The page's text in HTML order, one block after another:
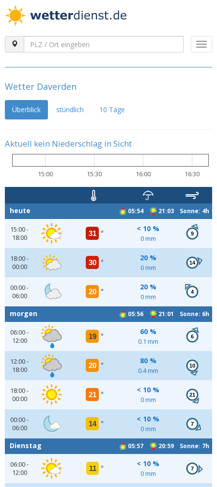
Wetter Daverden
Überblick stündlich 10 Tage
Aktuell kein Niederschlag in Sicht
15:00 15:30 16:00 16:30
05:54 21:03 Sonne: 4h
heute
15:00 -
18:00
31 °
< 10 %
0 mm
9
18:00 -
00:00
30 °
20 %
0 mm
14
00:00 -
06:00
20 °
20 %
0 mm
4
05:56 21:01 Sonne: 6h
morgen
06:00 -
12:00
19 °
60 %
0.1 mm
6
12:00 -
18:00
20 °
80 %
0.4 mm
10
18:00 -
00:00
21 °
< 10 %
0 mm
21
00:00 -
06:00
14 °
< 10 %
0 mm
7
05:57 20:59 Sonne: 7h
Dienstag
06:00 -
12:00
11 °
< 10 %
0 mm
7